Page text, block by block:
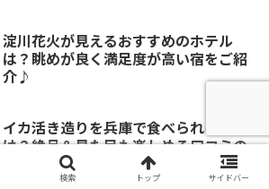
淀川花火が見えるおすすめのホテル
は？眺めが良く満足度が高い宿をご紹
介♪
イカ活き造りを兵庫で食べられる宿
は？絶品＆見た目も楽しめる口コミの
良い宿をご紹介！
検索 トップ サイドバー